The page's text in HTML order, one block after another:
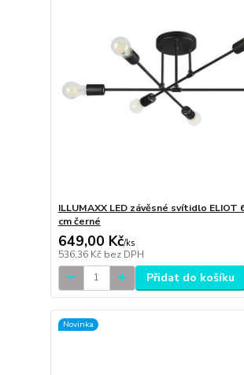
ILLUMAXX LED závěsné svítidlo ELIOT
cm černé
649,00 Kč/ks
536,36 Kč bez DPH
Přidat do košíku
Novinka